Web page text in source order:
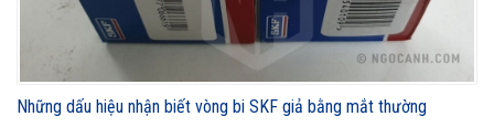
Những dấu hiệu nhận biết vòng bi SKF giả bằng mắt thường